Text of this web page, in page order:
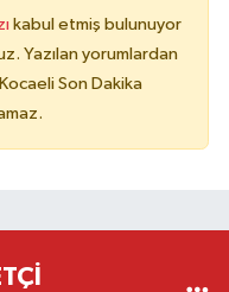
kabul etmiş bulunuyor
Yazılan yorumlardan
Son Dakika